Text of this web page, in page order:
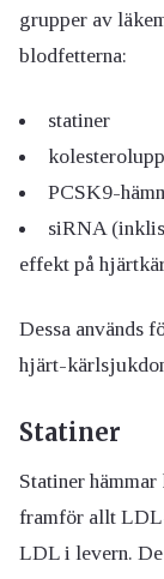
grupper av
blodfetterna:
statiner
PCSK9-
siRNA(
effekt på
Dessa används
hjärt-
Statiner
Statiner
framför allt
LDL i levern.